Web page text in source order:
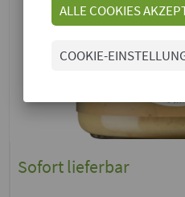
Sofort lieferbar
ALLE COOKIES
COOKIE-